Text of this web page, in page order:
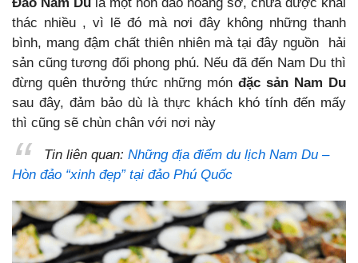
thác nhiều , vì lẽ đó mà nơi đây không những thanh
bình, mang đậm chất thiên nhiên mà tại đây nguồn hải
sản cũng tương đối phong phú. Nếu đã đến Nam Du thì
đừng quên thưởng thức những món đặc sản Nam Du
sau đây, đảm bảo dù là thực khách khó tính đến mấy
thì cũng sẽ chùn chân với nơi này
Tin liên quan: Những địa điểm du lịch Nam Du –
Hòn đảo “xinh đẹp” tại đảo Phú Quốc